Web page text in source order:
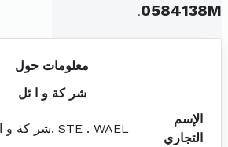
0584138M
.
معلومات حول
شر كة و ا ئل
الإسم
التجاري
STE . WAEL .شر كة و ا ئل